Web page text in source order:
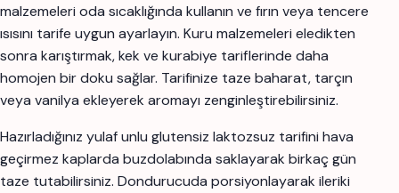
malzemeleri oda sıcaklığında kullanın ve fırın veya tencere
ısısını tarife uygun ayarlayın. Kuru malzemeleri eledikten
sonra karıştırmak, kek ve kurabiye tariflerinde daha
homojen bir doku sağlar. Tarifinize taze baharat, tarçın
veya vanilya ekleyerek aromayı zenginleştirebilirsiniz.
Hazırladığınız yulaf unlu glutensiz laktozsuz tarifini hava
geçirmez kaplarda buzdolabında saklayarak birkaç gün
taze tutabilirsiniz. Dondurucuda porsiyonlayarak ileriki